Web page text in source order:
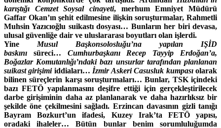
karıştığı Cemzet Soysal cinayeti, merhum Emniyet Müdürü
Gaffar Okan’ın şehit edilmesine ilişkin soruşturmalar, Rahmetli
Muhsin Yazıcıoğlu suikastı dosyası… Bunların her biri devasa,
ulusal güvenliğe dair ve uluslararası boyutları olan işlerdi.
YineMusul Başkonsolosluğu’na yapılan IŞİD
baskını süreci… Cumhurbaşkanı Recep Tayyip Erdoğan’a,
Boğazlar Komutanlığı’ndaki bazı unsurlar tarafından planlanan
suikast girişimiiddiaları…İzmir Askeri Casusluk kumpasıolarak
bilinen süreçlerin karşı soruşturmaları… Bunlar, TSK içindeki
bazı FETÖ yapılanmasını deşifre ettiği için gerçekleştirilecek
darbe girişiminin daha az planlanarak ve daha hazırlıksız bir
şekilde öne çekilmesini sağladı. Erzincan davasının gizli tanığı
Bayram Bozkurt’un ifadesi, Kuzey Irak’ta FETÖ yapısı,
oradaki ihaleler… Bütün bunlar benim sorumluluğumda